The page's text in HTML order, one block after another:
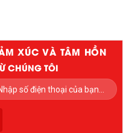
XÚC VÀ TÂM HỒN
CHÚNG TÔI